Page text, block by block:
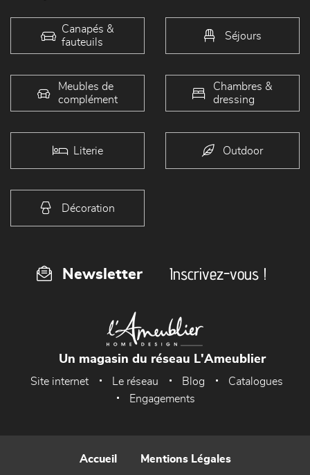
Canapés &
fauteuils
Séjours
Meubles de
complément
Chambres &
dressing
Literie Outdoor
Décoration
Newsletter Inscrivez-vous !
Un magasin du réseau L'Ameublier
Site internet Le réseau Blog
Catalogues
Engagements
Accueil Mentions Légales